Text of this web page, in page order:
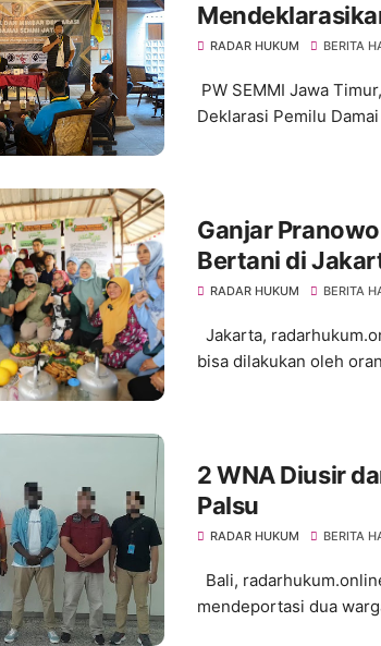
RADAR HUKUM BERITA
PW SEMMI Jawa
Deklarasi Pemilu
Ganjar
Bertani di
RADAR HUKUM BERITA
Jakarta,
bisa dilakukan oleh
2 WNA Diusir
Palsu
RADAR HUKUM BERITA
Bali,
mendeportasi dua